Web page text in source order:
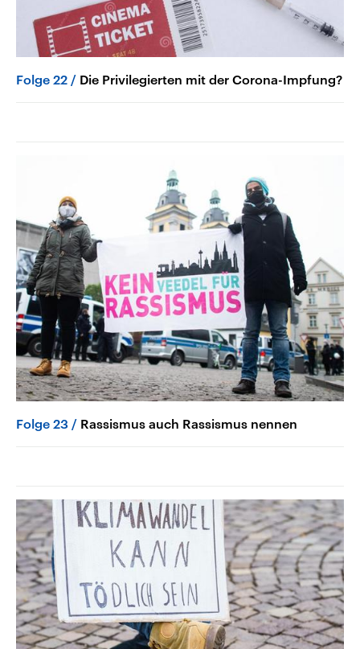
Folge 22 Die Privilegierten mit der Corona-Impfung?
Folge 23 Rassismus auch Rassismus nennen